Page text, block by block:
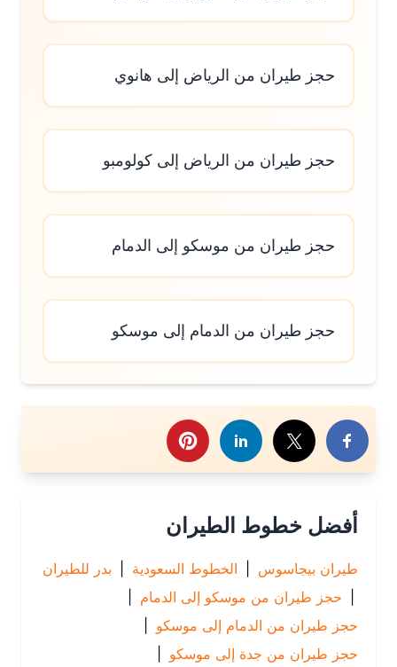
حجز طيران من الرياض إلى هانوي
حجز طيران من الرياض إلى كولومبو
حجز طيران من موسكو إلى الدمام
حجز طيران من الدمام إلى موسكو
هذا الموضوع
أفضل خطوط الطيران
طيران بيجاسوس | الخطوط السعودية | بدر للطيران
حجز طيران من موسكو إلى الدمام
|
حجز طيران من الدمام إلى موسكو |
حجز طيران من جدة إلى موسكو |